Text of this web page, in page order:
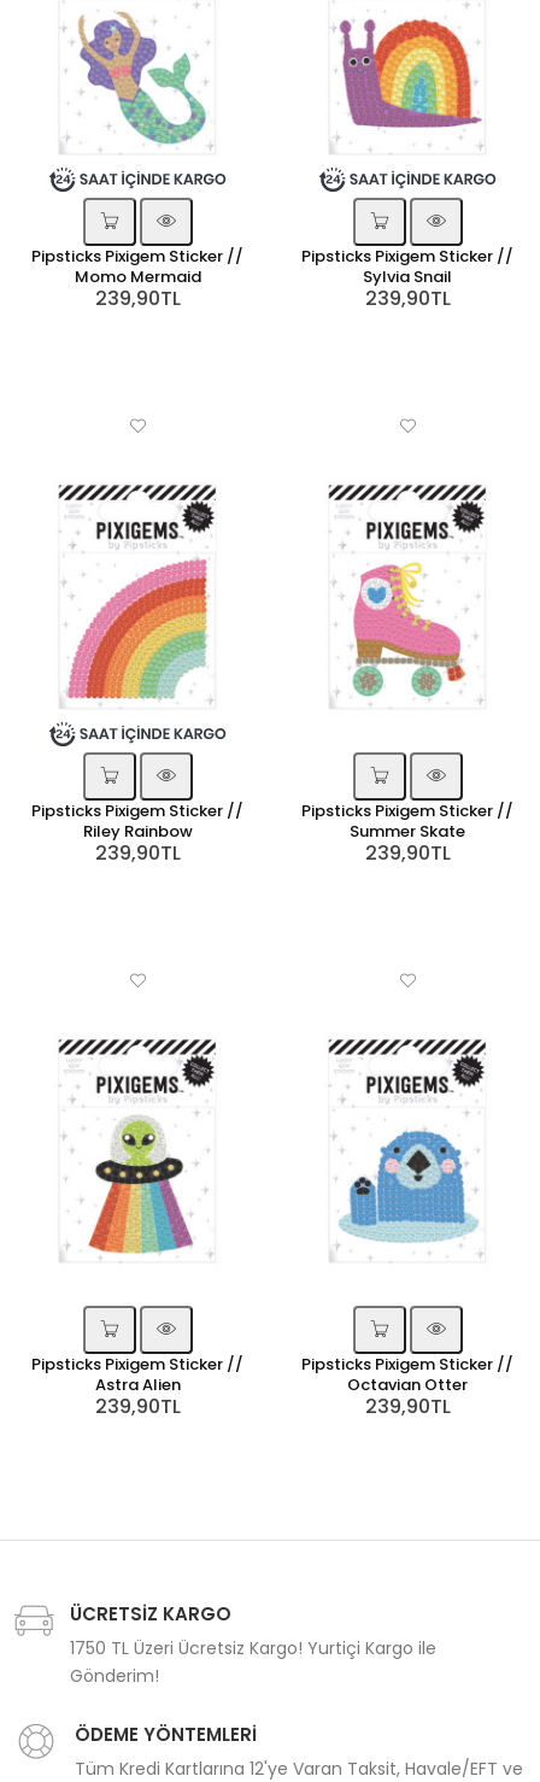
Pipsticks Pixigem Sticker //
Momo Mermaid
239,90TL
Pipsticks Pixigem Sticker //
Sylvia Snail
239,90TL
Pipsticks Pixigem Sticker //
Riley Rainbow
239,90TL
Pipsticks Pixigem Sticker //
Summer Skate
239,90TL
Pipsticks Pixigem Sticker //
Astra Alien
239,90TL
Pipsticks Pixigem Sticker //
Octavian Otter
239,90TL
ÜCRETSİZ KARGO
1750 TL Üzeri Ücretsiz Kargo! Yurtiçi Kargo ile
Gönderim!
ÖDEME YÖNTEMLERİ
Tüm Kredi Kartlarına 12'ye Varan Taksit, Havale/EFT ve